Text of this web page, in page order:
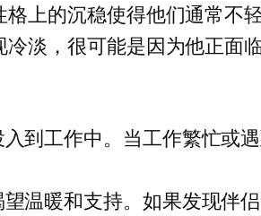
上的沉稳使得他们通常不
淡，很可能是因为他正面临
到工作中。当工作繁忙或
温暖和支持。如果发现伴